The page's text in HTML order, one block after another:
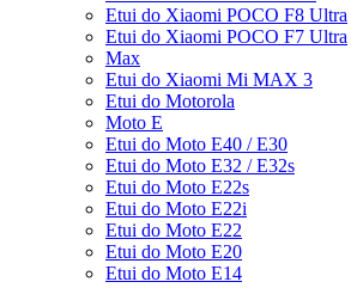
Etui do Xiaomi POCO F8 Ultra
Etui do Xiaomi POCO F7 Ultra
Max
Etui do Xiaomi Mi MAX 3
Etui do Motorola
Moto E
Etui do Moto E40 / E30
Etui do Moto E32 / E32s
Etui do Moto E22s
Etui do Moto E22i
Etui do Moto E22
Etui do Moto E20
Etui do Moto E14